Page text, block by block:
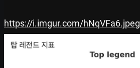
https://i.imgur.com/hNqVFa6.jpeg